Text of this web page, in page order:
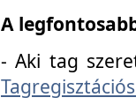
A
- Aki tag